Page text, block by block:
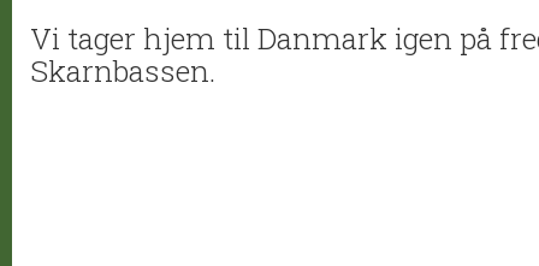
Vi tager hjem til Danmark igen på
Skarnbassen.